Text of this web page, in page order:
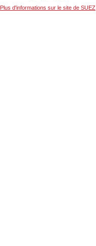
Plus d'informations sur le site de SUEZ